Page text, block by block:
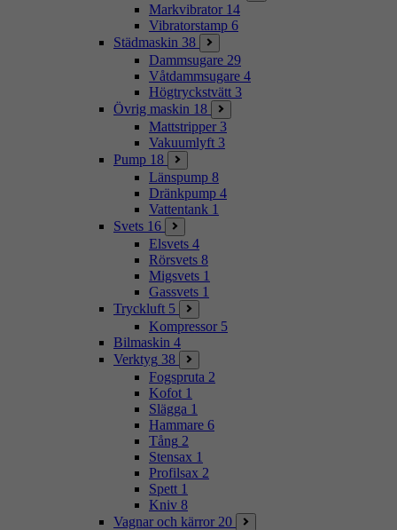
Markvibrator 14
Vibratorstamp 6
Städmaskin 38
Dammsugare 29
Våtdammsugare 4
Högtryckstvätt 3
Övrig maskin 18
Mattstripper 3
Vakuumlyft 3
Pump 18
Länspump 8
Dränkpump 4
Vattentank 1
Svets 16
Elsvets 4
Rörsvets 8
Migsvets 1
Gassvets 1
Tryckluft 5
Kompressor 5
Bilmaskin 4
Verktyg 38
Fogspruta 2
Kofot 1
Slägga 1
Hammare 6
Tång 2
Stensax 1
Profilsax 2
Spett 1
Kniv 8
Vagnar och kärror 20